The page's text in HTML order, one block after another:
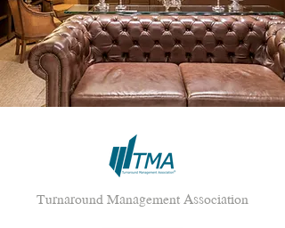
Turnaround Management Association